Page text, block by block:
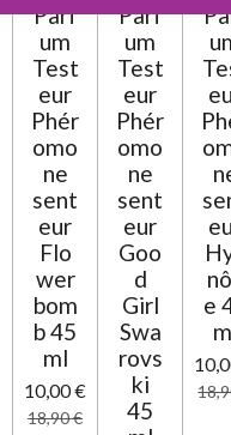
Parf
um
Test
eur
Phér
omo
ne
sent
eur
Flo
wer
bom
b 45
ml
10,00 €
18,90 €
Parf
um
Test
eur
Phér
omo
ne
sent
eur
Goo
d
Girl
Swa
rovs
ki
45
e